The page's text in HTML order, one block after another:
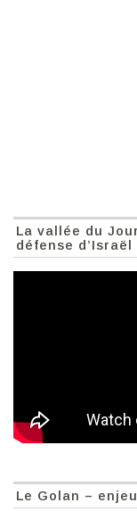
La vallée du
défense d’Israël
Le Golan –